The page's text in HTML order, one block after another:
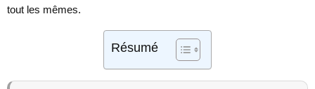
tout les mêmes.
Résumé